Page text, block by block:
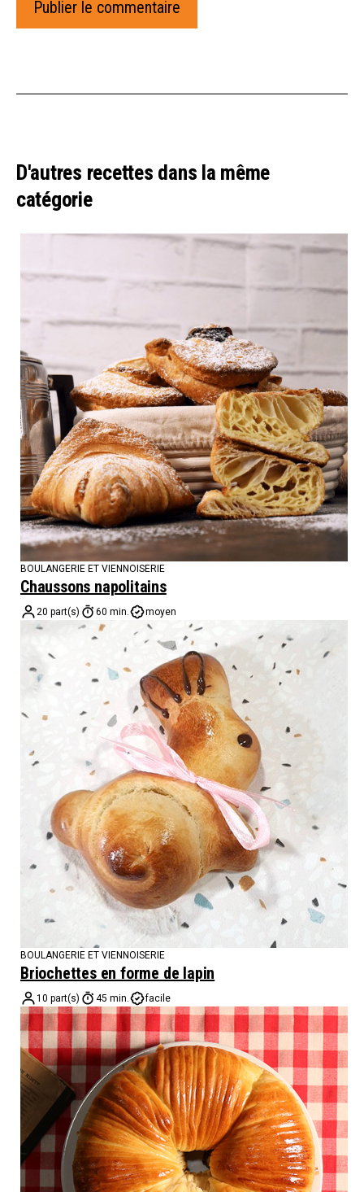
D'autres recettes dans la même
catégorie
BOULANGERIE ET VIENNOISERIE
Chaussons napolitains
20 part(s) 60 min. moyen
BOULANGERIE ET VIENNOISERIE
Briochettes en forme de lapin
10 part(s) 45 min. facile